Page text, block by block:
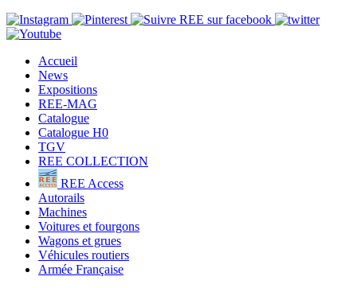
Accueil
News
Expositions
REE-MAG
Catalogue
Catalogue H0
TGV
REE COLLECTION
REE Access
Autorails
Machines
Voitures et fourgons
Wagons et grues
Véhicules routiers
Armée Française